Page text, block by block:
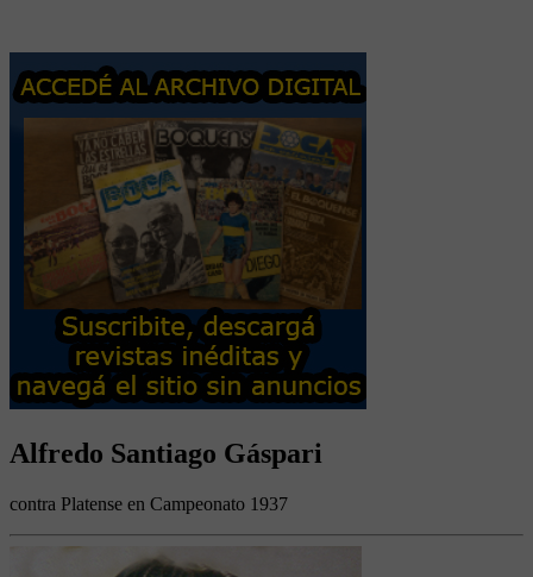
Alfredo Santiago Gáspari
contra Platense en Campeonato 1937